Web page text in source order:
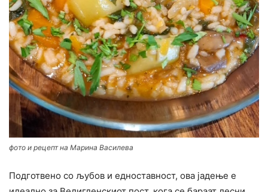
фото и рецепт на Марина Василева
Подготвено со љубов и едноставност, ова јадење е